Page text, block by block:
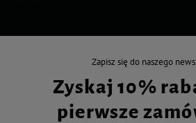
Zapisz się do naszego
Zyskaj 10%
pierwsze